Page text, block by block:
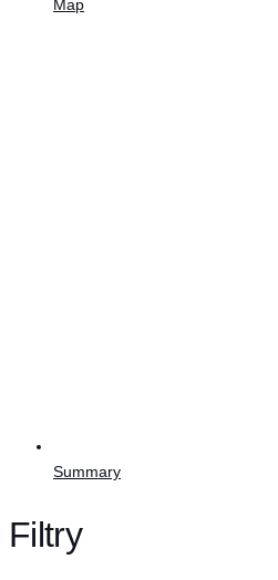
Map
Summary
Filtry